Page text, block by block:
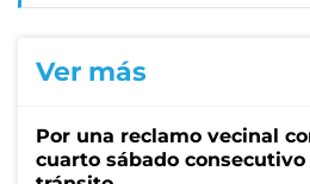
Ver más
Por una reclamo vecinal
cuarto sábado